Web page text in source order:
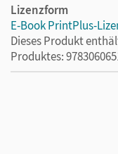
Lizenzform
E-Book PrintPlus-
Dieses Produkt
Produktes: